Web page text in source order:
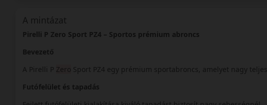
A mintázat
Pirelli P Zero Sport PZ4 – Sportos prémium abroncs
Bevezető
A Pirelli P Zero Sport PZ4 egy prémium sportabroncs, amelyet nagy
Futófelület és tapadás